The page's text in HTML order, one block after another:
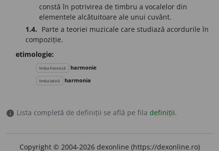
constă în potrivirea de timbru a vocalelor din
elementele alcătuitoare ale unui cuvânt.
1.4. Parte a teoriei muzicale care studiază acordurile în
compoziție.
etimologie:
limba franceză harmonie
limba latină harmonia
info Lista completă de definiții se află pe fila definiții.
Copyright © 2004-2026 dexonline (https://dexonline.ro)